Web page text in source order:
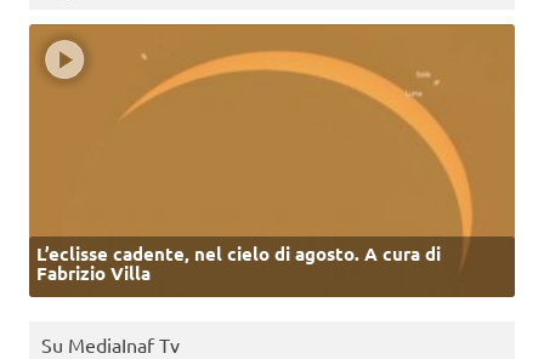
L’eclisse cadente, nel cielo di agosto. A cura di
Fabrizio Villa
Su MediaInaf Tv